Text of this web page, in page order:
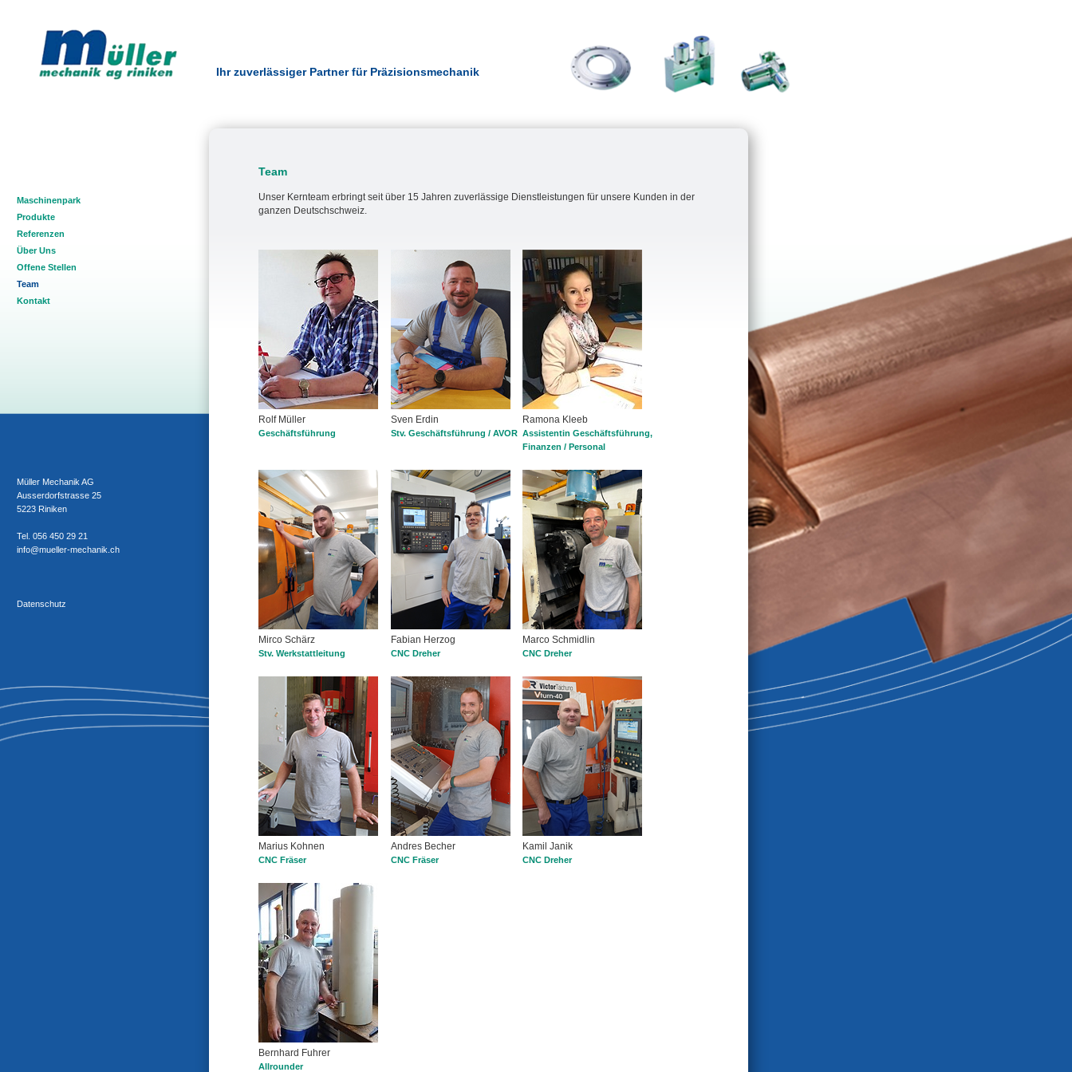
Ihr zuverlässiger Partner für Präzisionsmechanik
Maschinenpark
Produkte
Referenzen
Über Uns
Offene Stellen
Team
Kontakt
Müller Mechanik AG
Ausserdorfstrasse 25
5223 Riniken
Tel. 056 450 29 21
info@mueller-mechanik.ch
Datenschutz
Team
Unser Kernteam erbringt seit über 15 Jahren zuverlässige Dienstleistungen für unsere Kunden in der
ganzen Deutschschweiz.
Rolf Müller
Geschäftsführung
Sven Erdin
Stv. Geschäftsführung / AVOR
Ramona Kleeb
Assistentin Geschäftsführung,
Finanzen / Personal
Mirco Schärz
Stv. Werkstattleitung
Fabian Herzog
CNC Dreher
Marco Schmidlin
CNC Dreher
Marius Kohnen
CNC Fräser
Andres Becher
CNC Fräser
Kamil Janik
CNC Dreher
Bernhard Fuhrer
Allrounder